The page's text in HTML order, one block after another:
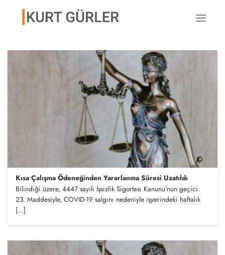
Kısa Çalışma Ödeneğinden Yararlanma Süresi Uzatıldı
Bilindiği üzere, 4447 sayılı İşsizlik Sigortası Kanunu’nun geçici
23. Maddesiyle, COVID-19 salgını nedeniyle işyerindeki haftalık
[...]